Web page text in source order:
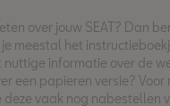
over jouw SEAT? Dan
je meestal het
nuttige informatie over de
een papieren versie?
deze vaak nog nabestellen